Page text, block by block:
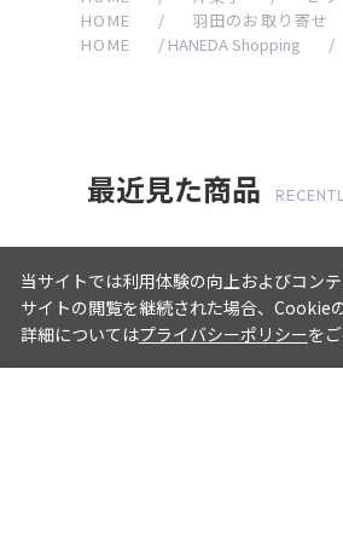
HOME
/ 羽田のお取り寄せ
HOME
/ HANEDA Shopping /
最近見た商品
当サイトでは利用体験の向上およびコン
サイトの閲覧を継続された場合、Cookie
詳細についてはプライバシーポリシーを